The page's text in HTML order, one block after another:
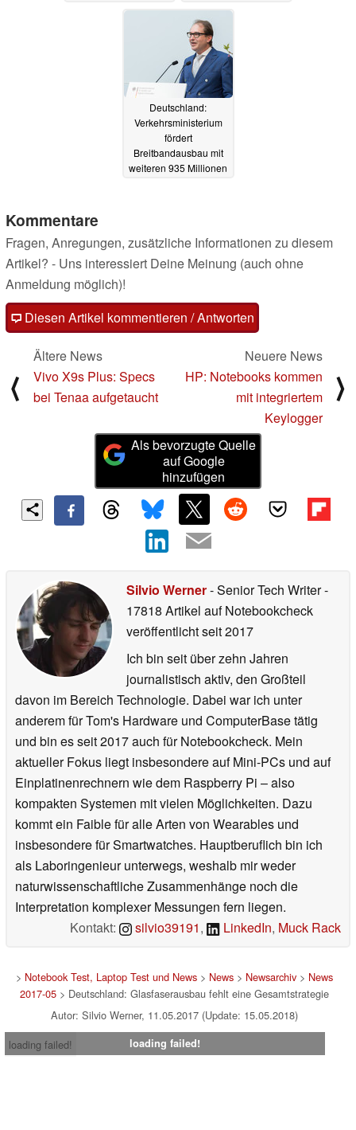
Deutschland:
Verkehrsministerium
fördert
Breitbandausbau mit
weiteren 935 Millionen
Kommentare
Fragen, Anregungen, zusätzliche Informationen zu diesem
Artikel? - Uns interessiert Deine Meinung (auch ohne
Anmeldung möglich)!
Diesen Artikel kommentieren / Antworten
⟨
Ältere News
Vivo X9s Plus: Specs
bei Tenaa aufgetaucht
Neuere News
HP: Notebooks kommen
mit integriertem
Keylogger
⟩
Als bevorzugte Quelle
auf Google
hinzufügen
Silvio Werner- Senior Tech Writer-
17818 Artikel auf Notebookcheck
veröffentlichtseit 2017
Ich bin seit über zehn Jahren
journalistisch aktiv, den Großteil
davon im Bereich Technologie. Dabei war ich unter
anderem für Tom's Hardware und ComputerBase tätig
und bin es seit 2017 auch für Notebookcheck. Mein
aktueller Fokus liegt insbesondere auf Mini-PCs und auf
Einplatinenrechnern wie dem Raspberry Pi – also
kompakten Systemen mit vielen Möglichkeiten. Dazu
kommt ein Faible für alle Arten von Wearables und
insbesondere für Smartwatches. Hauptberuflich bin ich
als Laboringenieur unterwegs, weshalb mir weder
naturwissenschaftliche Zusammenhänge noch die
Interpretation komplexer Messungen fern liegen.
Kontakt:
silvio39191, LinkedIn, Muck Rack
> Notebook Test, Laptop Test und News> News> Newsarchiv> News
2017-05> Deutschland: Glasfaserausbau fehlt eine Gesamtstrategie
Autor: Silvio Werner, 11.05.2017 (Update: 15.05.2018)
loading failed!
loading failed!